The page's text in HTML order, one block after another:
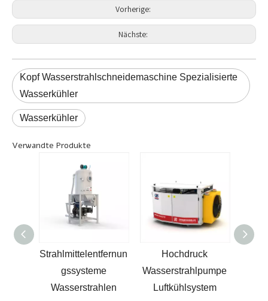
Vorherige:
Nächste:
Kopf Wasserstrahlschneidemaschine Spezialisierte
Wasserkühler
Wasserkühler
Verwandte Produkte
Strahlmittelentfernun
gssysteme
Wasserstrahlen
Hochdruck
Wasserstrahlpumpe
Luftkühlsystem